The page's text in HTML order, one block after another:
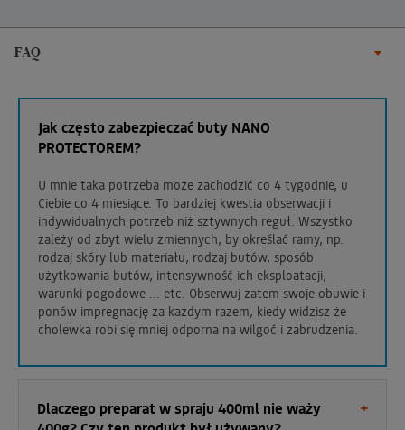
FAQ
Jak często zabezpieczać buty NANO
PROTECTOREM?
U mnie taka potrzeba może zachodzić co 4 tygodnie, u
Ciebie co 4 miesiące. To bardziej kwestia obserwacji i
indywidualnych potrzeb niż sztywnych reguł. Wszystko
zależy od zbyt wielu zmiennych, by określać ramy, np.
rodzaj skóry lub materiału, rodzaj butów, sposób
użytkowania butów, intensywność ich eksploatacji,
warunki pogodowe ... etc. Obserwuj zatem swoje obuwie i
ponów impregnację za każdym razem, kiedy widzisz że
cholewka robi się mniej odporna na wilgoć i zabrudzenia.
Dlaczego preparat w spraju 400ml nie waży